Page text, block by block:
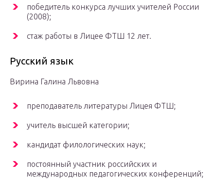
победитель конкурса лучших учителей России
(2008);
стаж работы в Лицее ФТШ 12 лет.
Русский язык
Вирина Галина Львовна
преподаватель литературы Лицея ФТШ;
учитель высшей категории;
кандидат филологических наук;
постоянный участник российских и
международных педагогических конференций;